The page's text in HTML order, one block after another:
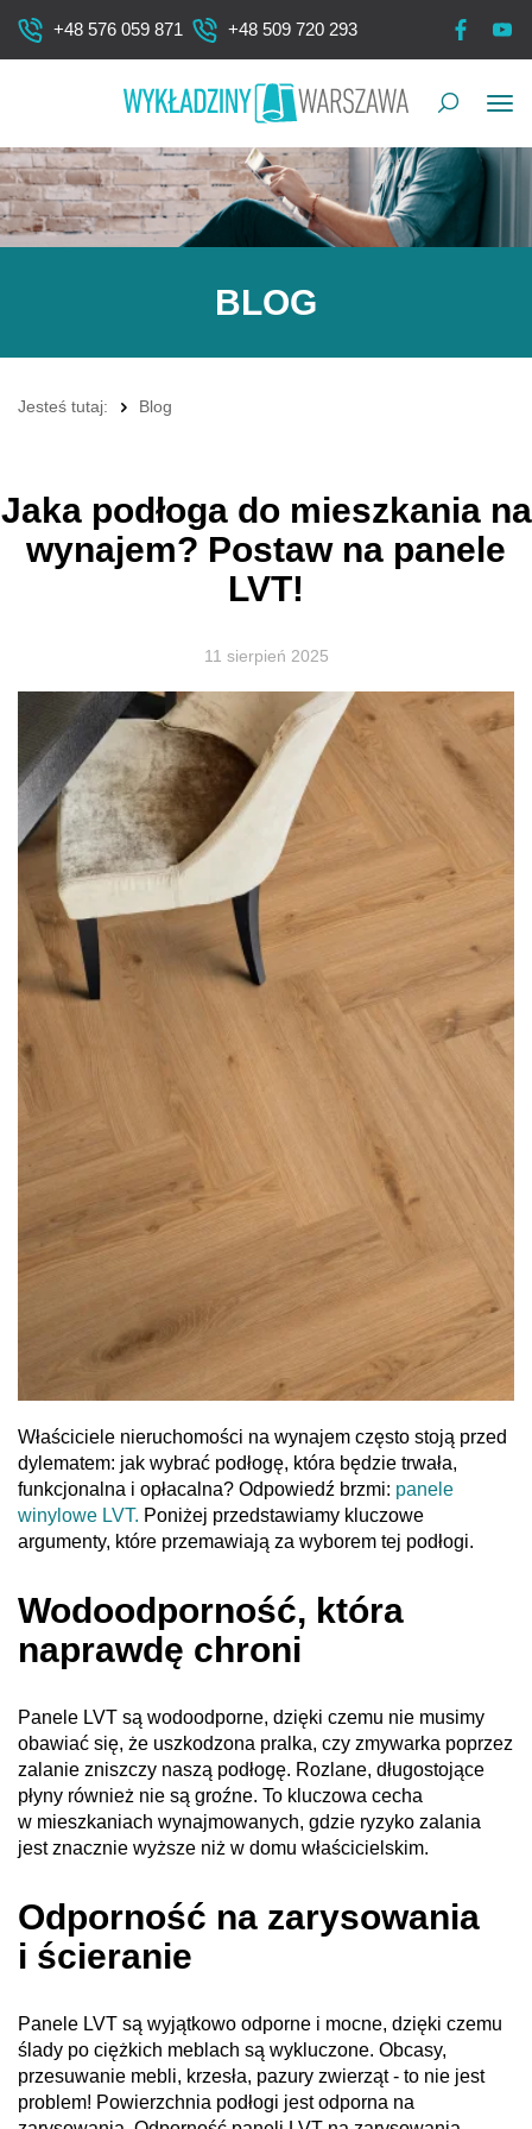
+48 576 059 871 +48 509 720 293
BLOG
Jesteś tutaj: Blog
Jaka podłoga do mieszkania na
wynajem? Postaw na panele
LVT!
11 sierpień 2025
Właściciele nieruchomości na wynajem często stoją przed
dylematem: jak wybrać podłogę, która będzie trwała,
funkcjonalna i opłacalna? Odpowiedź brzmi: panele
winylowe LVT. Poniżej przedstawiamy kluczowe
argumenty, które przemawiają za wyborem tej podłogi.
Wodoodporność, która
naprawdę chroni
Panele LVT są wodoodporne, dzięki czemu nie musimy
obawiać się, że uszkodzona pralka, czy zmywarka poprzez
zalanie zniszczy naszą podłogę. Rozlane, długostojące
płyny również nie są groźne. To kluczowa cecha
w mieszkaniach wynajmowanych, gdzie ryzyko zalania
jest znacznie wyższe niż w domu właścicielskim.
Odporność na zarysowania
i ścieranie
Panele LVT są wyjątkowo odporne i mocne, dzięki czemu
ślady po ciężkich meblach są wykluczone. Obcasy,
przesuwanie mebli, krzesła, pazury zwierząt - to nie jest
problem! Powierzchnia podłogi jest odporna na